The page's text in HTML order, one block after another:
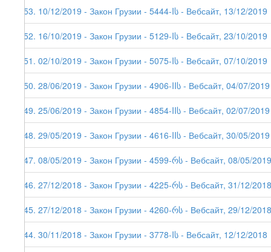
153. 10/12/2019 - Закон Грузии - 5444-Iს - Вебсайт, 13/12/2019
152. 16/10/2019 - Закон Грузии - 5129-Iს - Вебсайт, 23/10/2019
151. 02/10/2019 - Закон Грузии - 5075-Iს - Вебсайт, 07/10/2019
150. 28/06/2019 - Закон Грузии - 4906-IIს - Вебсайт, 04/07/2019
149. 25/06/2019 - Закон Грузии - 4854-IIს - Вебсайт, 02/07/2019
148. 29/05/2019 - Закон Грузии - 4616-IIს - Вебсайт, 30/05/2019
147. 08/05/2019 - Закон Грузии - 4599-რს - Вебсайт, 08/05/2019
146. 27/12/2018 - Закон Грузии - 4225-რს - Вебсайт, 31/12/2018
145. 27/12/2018 - Закон Грузии - 4260-რს - Вебсайт, 29/12/2018
144. 30/11/2018 - Закон Грузии - 3778-Iს - Вебсайт, 12/12/2018